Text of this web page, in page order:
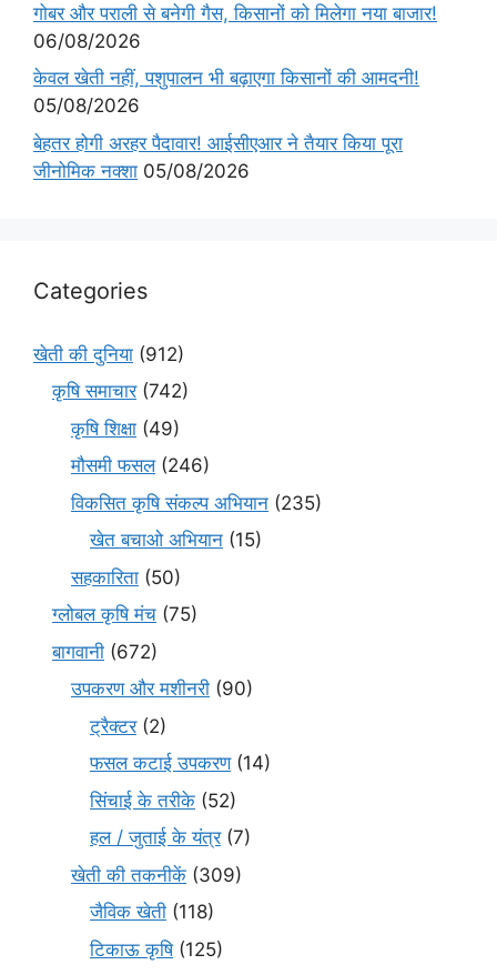
गोबर और पराली से बनेगी गैस, किसानों को मिलेगा नया बाजार!
06/08/2026
केवल खेती नहीं, पशुपालन भी बढ़ाएगा किसानों की आमदनी!
05/08/2026
बेहतर होगी अरहर पैदावार! आईसीएआर ने तैयार किया पूरा
जीनोमिक नक्शा 05/08/2026
Categories
खेती की दुनिया (912)
कृषि समाचार(742)
कृषि शिक्षा (49)
मौसमी फसल(246)
विकसित कृषि संकल्प अभियान (235)
खेत बचाओ अभियान (15)
सहकारिता (50)
ग्लोबल कृषि मंच (75)
बागवानी (672)
उपकरण और मशीनरी (90)
ट्रैक्टर(2)
फसल कटाई उपकरण(14)
सिंचाई के तरीके (52)
हल / जुताई के यंत्र(7)
खेती की तकनीकें (309)
जैविक खेती (118)
टिकाऊ कृषि(125)